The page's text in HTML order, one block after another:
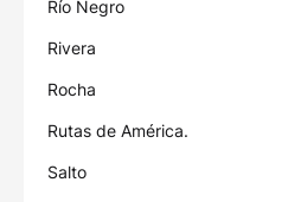
Río Negro
Rivera
Rocha
Rutas de América.
Salto